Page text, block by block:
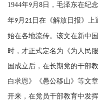
1944年9 月 8 日，毛泽东在纪
年9 月 21 日在《解放日报》
始在各地流传。该文在新中
时，才正式定名为《为人民
国成立后，在长期党的干部
白求恩》《愚公移山》等文
开来，在党员干部教育中发